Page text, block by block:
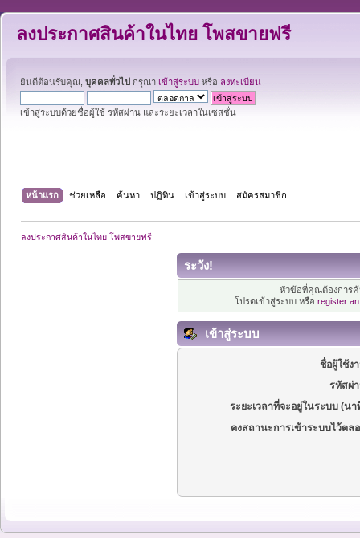
ลงประกาศสินค้าในไทย โพสขายฟรี
ยินดีต้อนรับคุณ, บุคคลทั่วไป กรุณา เข้าสู่ระบบ หรือ ลงทะเบียน
เข้าสู่ระบบด้วยชื่อผู้ใช้ รหัสผ่าน และระยะเวลาในเซสชั่น
หน้าแรก ช่วยเหลือ ค้นหา ปฏิทิน เข้าสู่ระบบ สมัครสมาชิก
ลงประกาศสินค้าในไทย โพสขายฟรี
ระวัง!
หัวข้อที่คุณต้องการ
โปรดเข้าสู่ระบบ หรือ register
เข้าสู่ระบบ
ชื่อผู้ใช้ง
รหัสผ่
ระยะเวลาที่จะอยู่ในระบบ (นา
คงสถานะการเข้าระบบไว้ตล